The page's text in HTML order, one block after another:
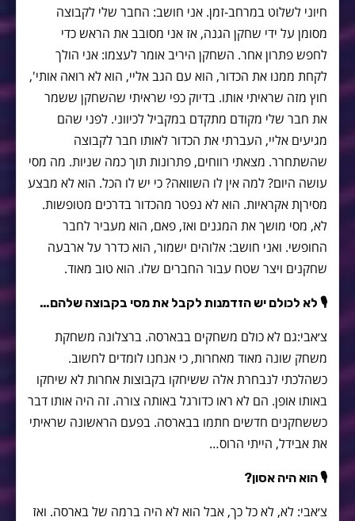
חיוני לשלוט במרחב-זמן. אני חושב: החבר שלי לקבוצה
מסומן על ידי שחקן הגנה, אז אני מסובב את הראש כדי
לחפש פתרון אחר. השחקן היריב אומר לעצמו: אני הולך
לקחת ממנו את הכדור, הוא עם הגב אליי, הוא לא רואה אותי',
חוץ מזה שראיתי אותו. בדיוק כפי שראיתי שהשחקן ששמר
את חבר שלי מקודם מתקדם במקביל לכיווני. לפני שהם
מגיעים אליי, העברתי את הכדור לאותו חבר לקבוצה
שהשתחרר. מצאתי רווחים, פתרונות תוך כמה שניות. מה מסי
עושה היום? למה אין לו השוואה? כי יש לו הכל. הוא לא מבצע
מסירןת אקראיות. הוא לא נפטר מהכדור בדרכים מטופשות.
לא, מסי מושך את המגנים ואז, פאם, הוא מעביר לחבר
החופשי. ואני חושב: אלוהים ישמור, הוא כדרר על ארבעה
שחקנים ויצר שטח עבור החברים שלו. הוא טוב מאוד.
🎙 לא לכולם יש הזדמנות לקבל את מסי בקבוצה שלהם…
צ׳אבי:גם לא כולם משחקים בבארסה. ברצלונה משחקת
משחק שונה מאוד מאחרות, כי אנחנו לומדים לחשוב.
כשהלכתי לנבחרת אלה ששיחקו בקבוצות אחרות לא שיחקו
באותו אופן. הם לא ראו כדורגל באותה צורה. זה היה אותו דבר
כששחקנים חדשים חתמו בבארסה. בפעם הראשונה שראיתי
את אבידל, הייתי הרוס…
🎙 הוא היה אסון?
צ׳אבי: לא, לא כל כך, אבל הוא לא היה ברמה של בארסה. ואז